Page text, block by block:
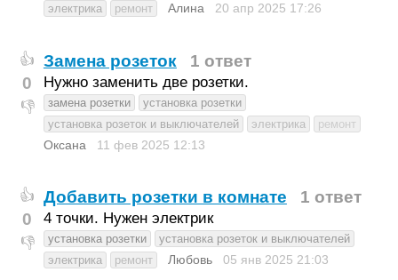
электрика
ремонт Алина 20 апр 2025 17:26
👍
0
👎
Замена розеток 1 ответ
Нужно заменить две розетки.
замена розетки
установка розетки
установка розеток и выключателей
электрика ремонт
Оксана 11 фев 2025 12:13
👍
0
👎
Добавить розетки в комнате 1 ответ
4 точки. Нужен электрик
установка розетки
установка розеток и выключателей
электрика
ремонт Любовь 05 янв 2025 21:03